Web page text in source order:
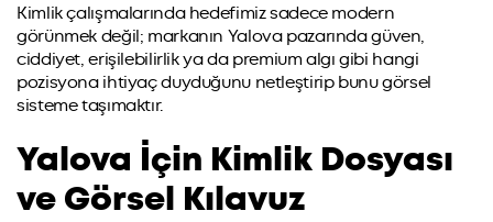
Kimlik çalışmalarında hedefimiz sadece modern
görünmek değil; markanın Yalova pazarında güven,
ciddiyet, erişilebilirlik ya da premium algı gibi hangi
pozisyona ihtiyaç duyduğunu netleştirip bunu görsel
sisteme taşımaktır.
Yalova İçin Kimlik Dosyası
ve Görsel Kılavuz